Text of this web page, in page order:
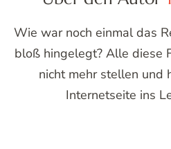
Wie war noch einmal das
bloß hingelegt? Alle diese
nicht mehr stellen und
Internetseite ins